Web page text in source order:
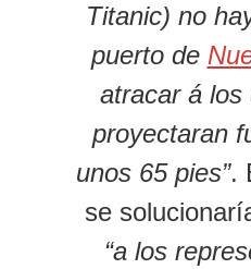
Titanic) no
puerto de
atracar á los
proyectaran
unos 65 pies”.
se
“a los